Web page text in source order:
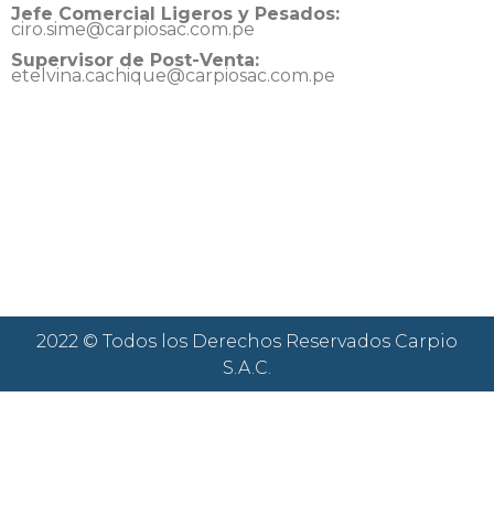
Jefe Comercial Ligeros y Pesados:
ciro.sime@carpiosac.com.pe
Supervisor de Post-Venta:
etelvina.cachique@carpiosac.com.pe
2022 © Todos los Derechos Reservados Carpio
S.A.C.